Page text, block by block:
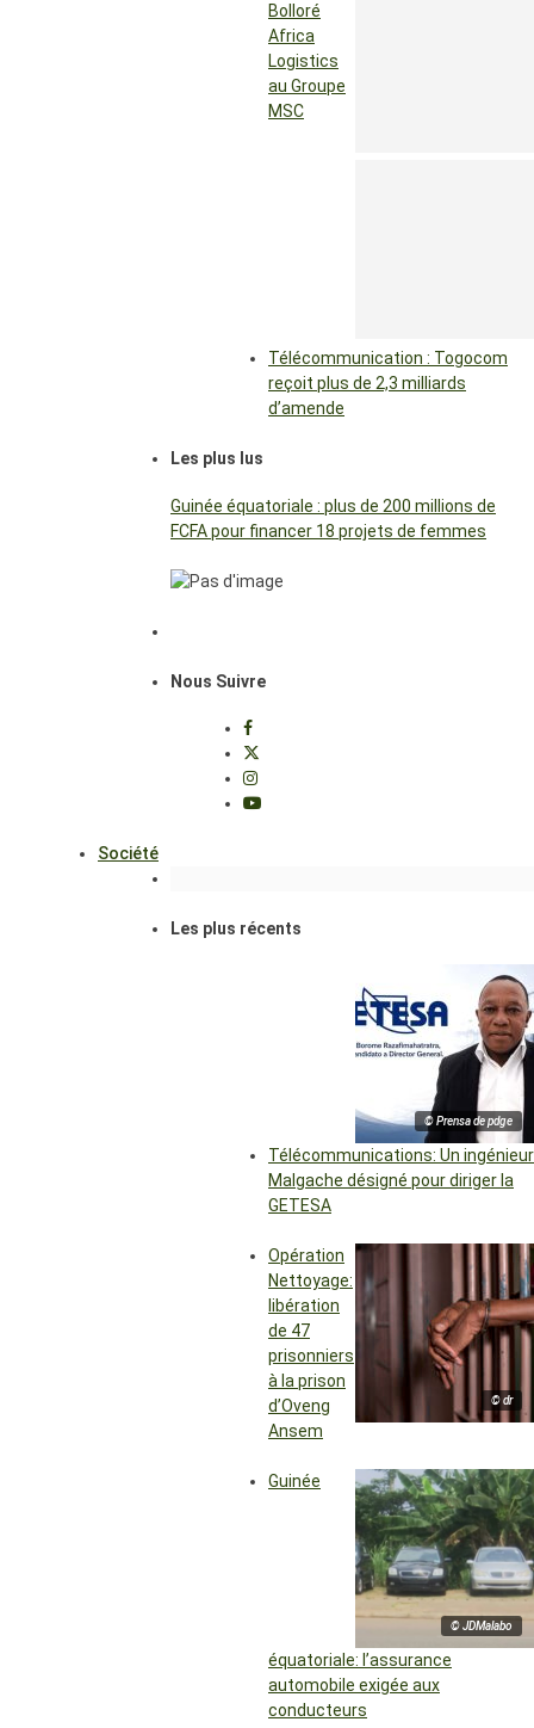
Bolloré
Africa
Logistics
au Groupe
MSC
Télécommunication : Togocom
reçoit plus de 2,3 milliards
d’amende
Les plus lus
Guinée équatoriale : plus de 200 millions de
FCFA pour financer 18 projets de femmes
Nous Suivre
Société
Les plus récents
© Prensa de pdge
Télécommunications: Un ingénieur
Malgache désigné pour diriger la
GETESA
© dr
Opération
Nettoyage:
libération
de 47
prisonniers
à la prison
d’Oveng
Ansem
© JDMalabo
Guinée
équatoriale: l’assurance
automobile exigée aux
conducteurs